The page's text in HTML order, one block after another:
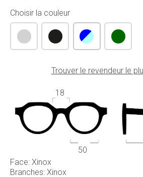
Face: Xinox
Branches: Xinox
Choisir la couleur
Trouver le revendeur le
50
18